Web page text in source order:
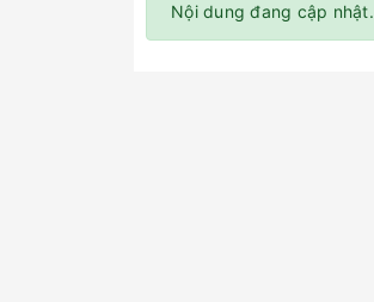
Nội dung đang cập nhật.